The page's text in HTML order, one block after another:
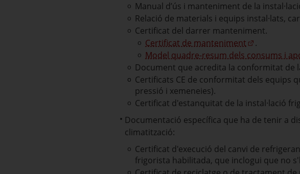
Manual d’ús i manteniment de la
Relació de materials i equips instal·lats,
Certificat del darrer manteniment.
Certificat de manteniment
.
Model quadre-resum dels consums i
Document que acredita la conformitat de
Certificats CE de conformitat dels equips
pressió i xemeneies).
Certificat d'estanquitat de la instal·lació
Documentació específica que ha de tenir a
climatització:
Certificat d'execució del canvi de
frigorista habilitada, que inclogui que no